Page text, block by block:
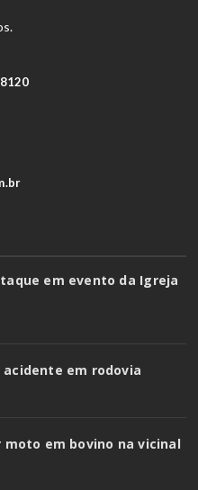
em evento da Igreja
em rodovia
em bovino na vicinal